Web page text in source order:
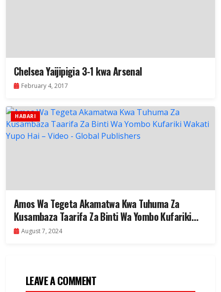
Chelsea Yaijipigia 3-1 kwa Arsenal
February 4, 2017
HABARI
Amos Wa Tegeta Akamatwa Kwa Tuhuma Za
Kusambaza Taarifa Za Binti Wa Yombo Kufariki
Wakati Yupo Hai – Video
August 7, 2024
LEAVE A COMMENT